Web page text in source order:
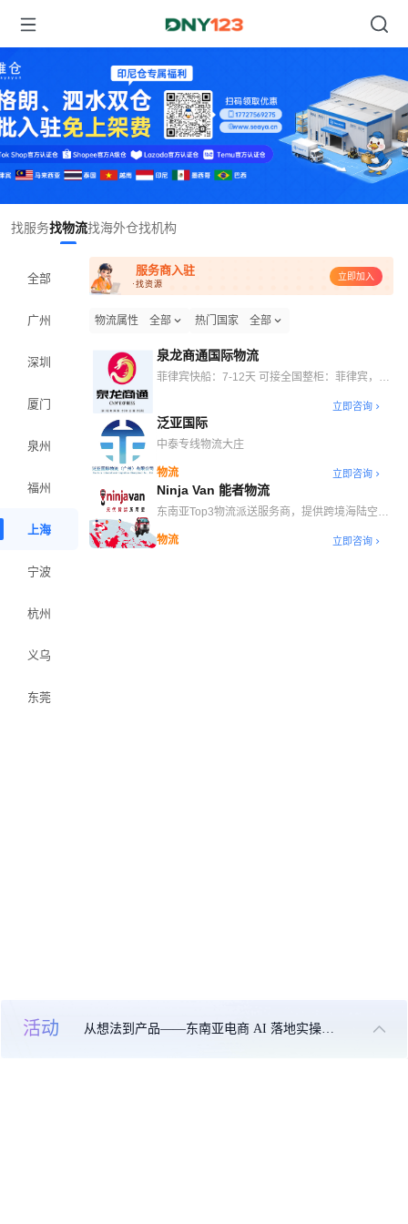
活动
找服务找物流找海外仓找机构
全部
广州
深圳
厦门
泉州
福州
上海
宁波
杭州
义乌
东莞
服务商入驻
·找资源
立即加入
物流属性 全部 热门国家 全部
泉龙商通国际物流
菲律宾快船：7-12天 可接全国整柜：菲律宾，印
立即咨询
泛亚国际
中泰专线物流大庄
物流 立即咨询
Ninja Van 能者物流
东南亚Top3物流派送服务商，提供跨境海陆空干
方案
物流 立即咨询